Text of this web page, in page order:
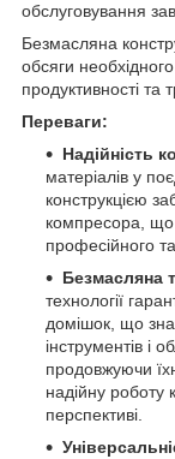
обслуговування
Безмасляна
обсяги
продуктивності та
Переваги:
Надійність
матеріалів у
конструкцією
компресора, що
професійного
Безмасляна
технології
домішок, що
інструментів і
продовжуючи
надійну роботу
перспективі.